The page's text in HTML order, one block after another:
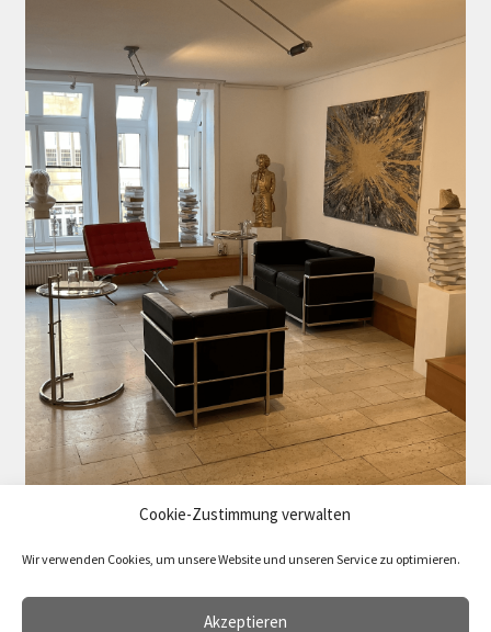
Cookie-Zustimmung verwalten
Wir verwenden Cookies, um unsere Website und unseren Service zu optimieren.
Akzeptieren